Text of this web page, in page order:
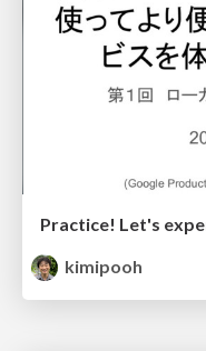
kimipooh